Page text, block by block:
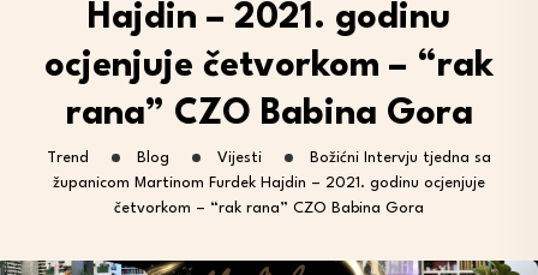
Hajdin – 2021. godinu
ocjenjuje četvorkom – “rak
rana” CZO Babina Gora
Trend Blog Vijesti
Božićni Intervju tjedna sa
županicom Martinom Furdek Hajdin – 2021. godinu ocjenjuje
četvorkom – “rak rana” CZO Babina Gora